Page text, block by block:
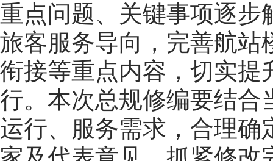
重点问题、关键事项逐步
旅客服务导向，完善航站
衔接等重点内容，切实提
行。本次总规修编要结合
运行、服务需求，合理确